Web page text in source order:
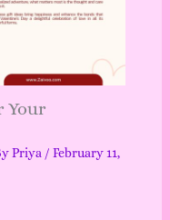
Your
Priya / February 11,